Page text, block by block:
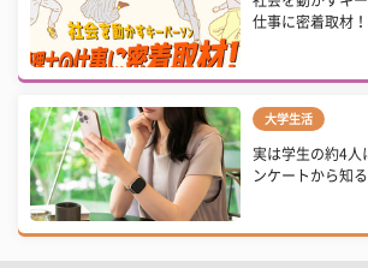
仕事に密着取材！
大学生活
実は学生の約4人
ンケートから知